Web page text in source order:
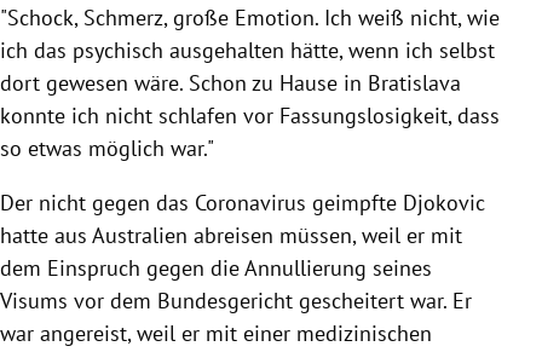
"Schock, Schmerz, große Emotion. Ich weiß nicht, wie
ich das psychisch ausgehalten hätte, wenn ich selbst
dort gewesen wäre. Schon zu Hause in Bratislava
konnte ich nicht schlafen vor Fassungslosigkeit, dass
so etwas möglich war."
Der nicht gegen das Coronavirus geimpfte Djokovic
hatte aus Australien abreisen müssen, weil er mit
dem Einspruch gegen die Annullierung seines
Visums vor dem Bundesgericht gescheitert war. Er
war angereist, weil er mit einer medizinischen